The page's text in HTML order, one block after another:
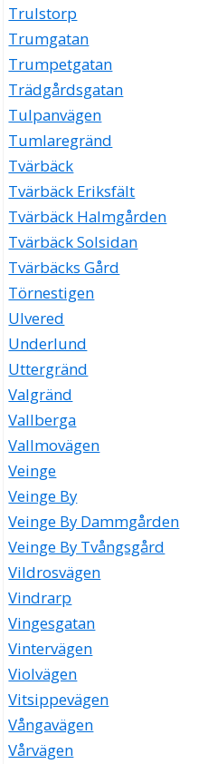
Trulstorp
Trumgatan
Trumpetgatan
Trädgårdsgatan
Tulpanvägen
Tumlaregränd
Tvärbäck
Tvärbäck Eriksfält
Tvärbäck Halmgården
Tvärbäck Solsidan
Tvärbäcks Gård
Törnestigen
Ulvered
Underlund
Uttergränd
Valgränd
Vallberga
Vallmovägen
Veinge
Veinge By
Veinge By Dammgården
Veinge By Tvångsgård
Vildrosvägen
Vindrarp
Vingesgatan
Vintervägen
Violvägen
Vitsippevägen
Vångavägen
Vårvägen